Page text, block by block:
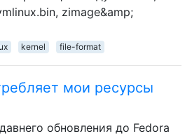
zimage&amp;
kernel file-format
мои ресурсы
обновления до Fedora